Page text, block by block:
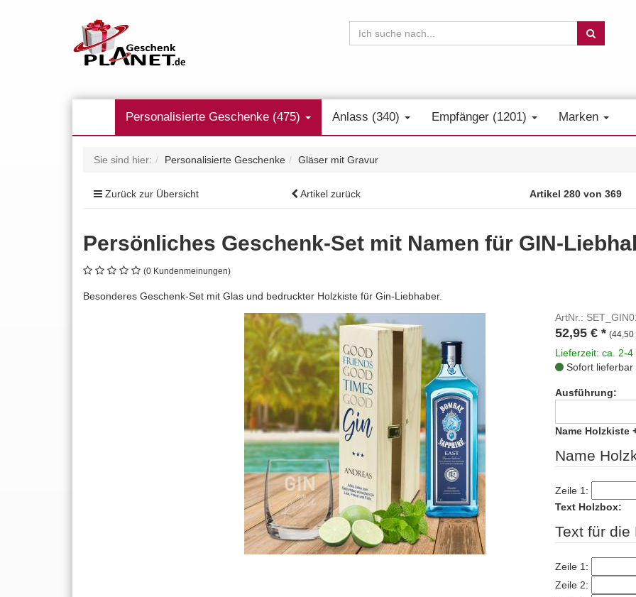
Personalisierte Geschenke (475) Anlass (340) Empfänger (1201) Marken
Sie sind hier: Personalisierte Geschenke Gläser mit Gravur
Zurück zur Übersicht Artikel zurück Artikel 280 von 369
Persönliches Geschenk-Set mit Namen für GIN-
(0 Kundenmeinungen)
Besonderes Geschenk-Set mit Glas und bedruckter Holzkiste für Gin-Liebhaber.
ArtNr.:
52,95 € * (44,50
Lieferzeit: ca. 2-4
Sofort lieferbar
Ausführung:
Name Holzkiste
Name
Zeile 1:
Text Holzbox:
Text für die
Zeile 1:
Zeile 2: